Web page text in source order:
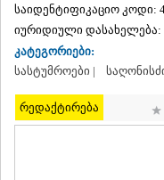
ᲬᲧᲐᲚᲢᲣᲑᲝ
ᲭᲘᲐᲗᲣᲠᲐ
ᲮᲐᲠᲐᲒᲐᲣᲚᲘ
ᲮᲝᲜᲘ
ᲙᲐᲮᲔᲗᲘ
ᲐᲮᲛᲔᲢᲐ
ᲒᲣᲠᲯᲐᲐᲜᲘ
საიდენტიფიკაციო კოდი:
იურიდიული დასახელება:
კატეგორიები:
სასტუმროები |
რედაქტირება